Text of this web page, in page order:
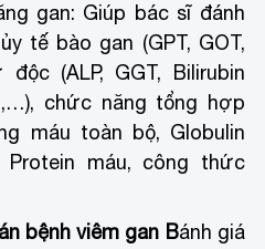
gan: Giúp bác sĩ đánh
tế bào gan (GPT, GOT,
(ALP, GGT, Bilirubin
chức năng tổng hợp
máu toàn bộ, Globulin
Protein máu, công thức
bệnh viêm gan Bánh giá